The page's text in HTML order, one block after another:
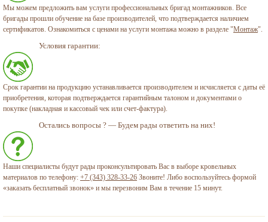
Мы можем предложить вам услуги профессиональных бригад монтажников. Все
бригады прошли обучение на базе производителей, что подтверждается наличием
сертификатов. Ознакомиться с ценами на услуги монтажа можно в разделе "Монтаж".
Условия гарантии:
Срок гарантии на продукцию устанавливается производителем и исчисляется с даты её
приобретения, которая подтверждается гарантийным талоном и документами о
покупке (накладная и кассовый чек или счет-фактура).
Остались вопросы ? — Будем рады ответить на них!
Наши специалисты будут рады проконсультировать Вас в выборе кровельных
материалов по телефону: +7 (343) 328-33-26 Звоните! Либо воспользуйтесь формой
«заказать бесплатный звонок» и мы перезвоним Вам в течение 15 минут.